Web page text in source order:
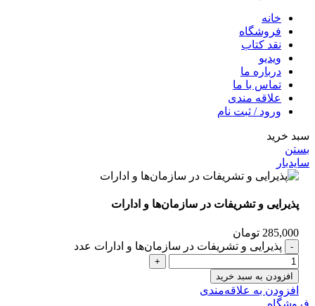
خانه
فروشگاه
نقد کتاب
ویدیو
درباره‌ ما
تماس با ما
علاقه مندی
ورود / ثبت نام
سبد خرید
بستن
سایدبار
پذیرایی و تشریفات در سازمان‌ها و ادارات
285,000 تومان
پذیرایی و تشریفات در سازمان‌ها و ادارات عدد
افزودن به سبد خرید
افزودن به علاقه‌مندی
فروشگاه